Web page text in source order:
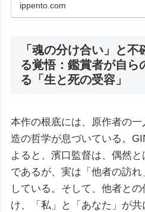
ippento.com
「魂の分け合い」と
る覚悟：鑑賞者が自ら
る「生と死の受容」
本作の根底には、原作者の
造の哲学が息づいている。
よると、濱口監督は、偶然
であるが、実は「他者の訪
している。そして、他者と
け、「私」と「あなた」が